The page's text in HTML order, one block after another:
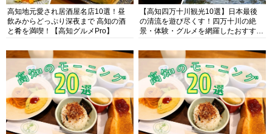
高知地元愛され居酒屋名店10選！昼
飲みからどっぷり深夜まで 高知の酒
と肴を満喫！【高知グルメPro】
【高知四万十川観光10選】日本最後
の清流を遊び尽くす！四万十川の絶
景・体験・グルメを網羅したおすすめ